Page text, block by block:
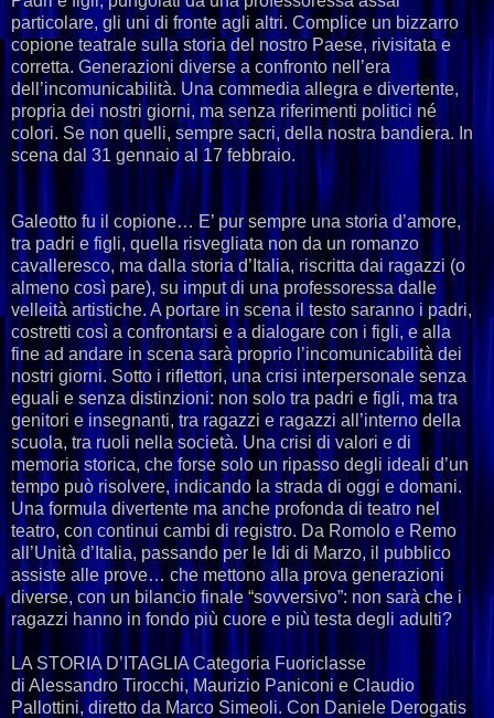
particolare, gli uni di fronte agli altri. Complice un bizzarro
copione teatrale sulla storia del nostro Paese, rivisitata e
corretta. Generazioni diverse a confronto nell’era
dell’incomunicabilità. Una commedia allegra e divertente,
propria dei nostri giorni, ma senza riferimenti politici né
colori. Se non quelli, sempre sacri, della nostra bandiera. In
scena dal 31 gennaio al 17 febbraio.
Galeotto fu il copione… E’ pur sempre una storia d’amore,
tra padri e figli, quella risvegliata non da un romanzo
cavalleresco, ma dalla storia d’Italia, riscritta dai ragazzi (o
almeno così pare), su imput di una professoressa dalle
velleità artistiche. A portare in scena il testo saranno i padri,
costretti così a confrontarsi e a dialogare con i figli, e alla
fine ad andare in scena sarà proprio l’incomunicabilità dei
nostri giorni. Sotto i riflettori, una crisi interpersonale senza
eguali e senza distinzioni: non solo tra padri e figli, ma tra
genitori e insegnanti, tra ragazzi e ragazzi all’interno della
scuola, tra ruoli nella società. Una crisi di valori e di
memoria storica, che forse solo un ripasso degli ideali d’un
tempo può risolvere, indicando la strada di oggi e domani.
Una formula divertente ma anche profonda di teatro nel
teatro, con continui cambi di registro. Da Romolo e Remo
all’Unità d’Italia, passando per le Idi di Marzo, il pubblico
assiste alle prove… che mettono alla prova generazioni
diverse, con un bilancio finale “sovversivo”: non sarà che i
ragazzi hanno in fondo più cuore e più testa degli adulti?
LA STORIA D’ITAGLIA Categoria Fuoriclasse
di Alessandro Tirocchi, Maurizio Paniconi e Claudio
Pallottini, diretto da Marco Simeoli. Con Daniele Derogatis